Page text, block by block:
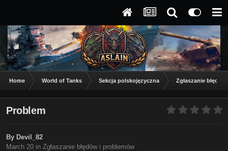
Home World of Tanks Sekcja polskojęzyczna Zgłaszanie
Problem
By Devil_82
March 20 in Zgłaszanie błędów i problemów